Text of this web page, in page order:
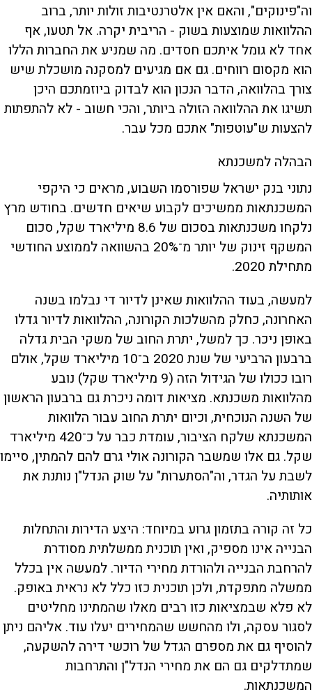
וה"פינוקים", והאם אין אלטרנטיבות זולות יותר, ברוב
ההלוואות שמוצעות בשוק - הריבית יקרה. אל תטעו, אף
אחד לא גומל איתכם חסדים. מה שמניע את החברות הללו
הוא מקסום רווחים. גם אם מגיעים למסקנה מושכלת שיש
צורך בהלוואה, הדבר הנכון הוא לבדוק ביוזמתכם היכן
תשיגו את ההלוואה הזולה ביותר, והכי חשוב - לא להתפתות
להצעות ש"עוטפות" אתכם מכל עבר.
הבהלה למשכנתא
נתוני בנק ישראל שפורסמו השבוע, מראים כי היקפי
המשכנתאות ממשיכים לקבוע שיאים חדשים. בחודש מרץ
נלקחו משכנתאות בסכום של 8.6 מיליארד שקל, סכום
המשקף זינוק של יותר מ־20% בהשוואה לממוצע החודשי
מתחילת 2020.
למעשה, בעוד ההלוואות שאינן לדיור די נבלמו בשנה
האחרונה, כחלק מהשלכות הקורונה, ההלוואות לדיור גדלו
באופן ניכר. כך למשל, יתרת החוב של משקי הבית גדלה
ברבעון הרביעי של שנת 2020 ב־10 מיליארד שקל, אולם
רובו ככולו של הגידול הזה (9 מיליארד שקל) נובע
מהלוואות משכנתא. מציאות דומה ניכרת גם ברבעון הראשון
של השנה הנוכחית, וכיום יתרת החוב עבור הלוואות
המשכנתא שלקח הציבור, עומדת כבר על כ־420 מיליארד
שקל. גם אלו שמשבר הקורונה אולי גרם להם להמתין, סיימו
לשבת על הגדר, וה"הסתערות" על שוק הנדל"ן נותנת את
אותותיה.
כל זה קורה בתזמון גרוע במיוחד: היצע הדירות והתחלות
הבנייה אינו מספיק, ואין תוכנית ממשלתית מסודרת
להרחבת הבנייה ולהורדת מחירי הדיור. למעשה אין בכלל
ממשלה מתפקדת, ולכן תוכנית כזו כלל לא נראית באופק.
לא פלא שבמציאות כזו רבים מאלו שהמתינו מחליטים
לסגור עסקה, ולו מהחשש שהמחירים יעלו עוד. אליהם ניתן
להוסיף גם את מספרם הגדל של רוכשי דירה להשקעה,
שמתדלקים גם הם את מחירי הנדל"ן והתרחבות
המשכנתאות.